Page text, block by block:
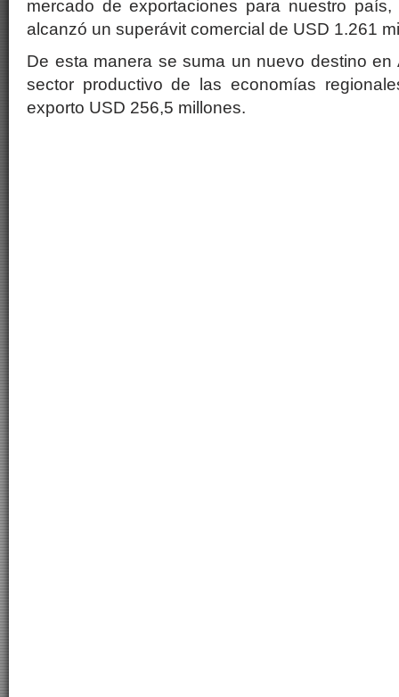
mercado de exportaciones para nuestro
alcanzó un superávit comercial de USD 1.261
De esta manera se suma un nuevo destino en
sector productivo de las economías
exporto USD 256,5 millones.